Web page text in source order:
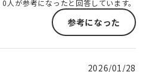
0人が参考になったと回答しています。
参考になった
2026/01/28